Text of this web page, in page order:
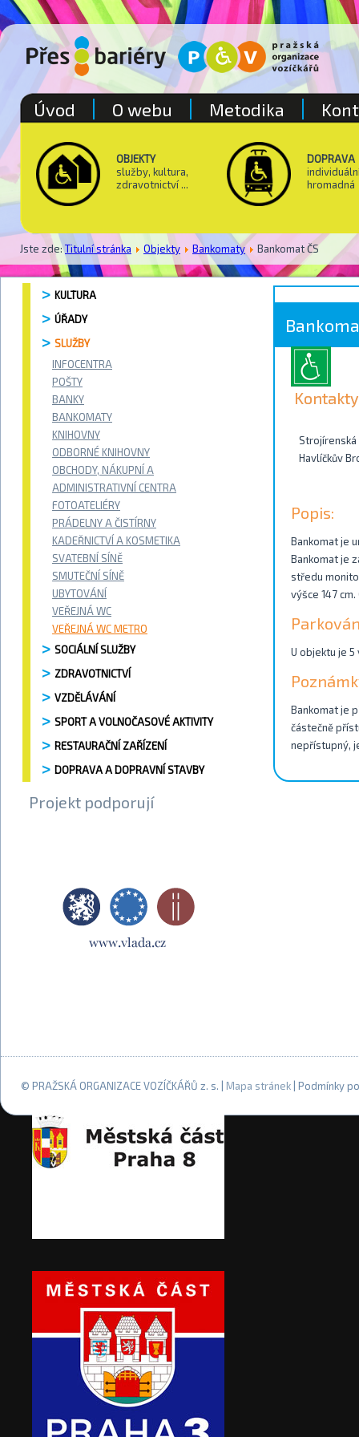
OBJEKTY
služby, kultura,
zdravotnictví ...
DOPRAVA
hromadná
Jste zde:Titulní stránka Objekty Bankomaty Bankomat ČS
Úvod O webu Metodika
KULTURA
ÚŘADY
SLUŽBY
INFOCENTRA
POŠTY
BANKY
BANKOMATY
KNIHOVNY
ODBORNÉ KNIHOVNY
OBCHODY, NÁKUPNÍ A
ADMINISTRATIVNÍ CENTRA
FOTOATELIÉRY
PRÁDELNY A ČISTÍRNY
KADEŘNICTVÍ A KOSMETIKA
SVATEBNÍ SÍNĚ
SMUTEČNÍ SÍNĚ
UBYTOVÁNÍ
VEŘEJNÁ WC
VEŘEJNÁ WC METRO
SOCIÁLNÍ SLUŽBY
ZDRAVOTNICTVÍ
VZDĚLÁVÁNÍ
SPORT A VOLNOČASOVÉ AKTIVITY
RESTAURAČNÍ ZAŘÍZENÍ
DOPRAVA A DOPRAVNÍ STAVBY
Projekt podporují
Kontakty
Strojírenská
Havlíčkův
Popis:
Bankomat je
Bankomat je
středu
výšce 147
U objektu je 5
Bankomat je
částečně
nepřístupný,
© PRAŽSKÁ ORGANIZACE VOZÍČKÁŘŮ z. s. | Mapa stránek | Podmínky